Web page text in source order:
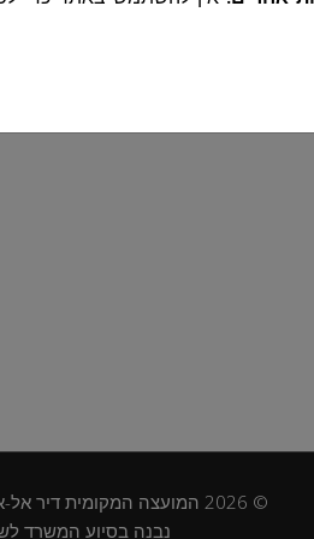
© 2026 המועצה המקומית דיר אל-אסד. כל הזכויות שמורות. מידע זה נאסף באופן אוטומטי
כאשר משתמשים מתקשרים עם נציגי